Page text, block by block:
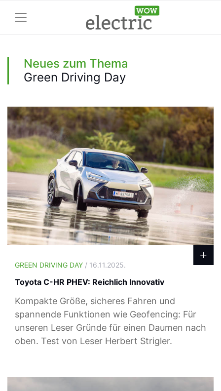
Neues zum Thema
Green Driving Day
GREEN DRIVING DAY / 16.11.2025.
Toyota C-HR PHEV: Reichlich Innovativ
Kompakte Größe, sicheres Fahren und
spannende Funktionen wie Geofencing: Für
unseren Leser Gründe für einen Daumen nach
oben. Test von Leser Herbert Strigler.